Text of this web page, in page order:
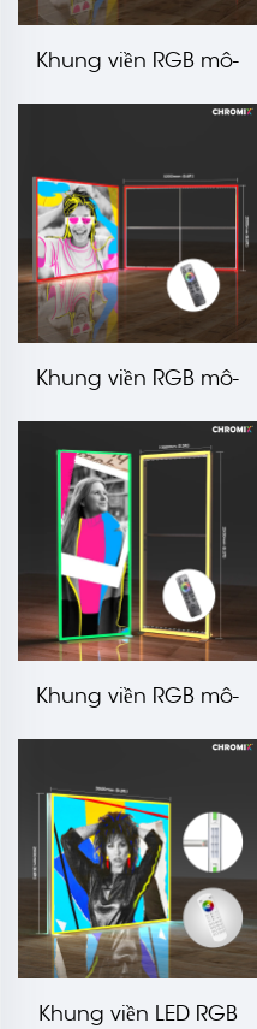
Khung viền RGB mô-
đun Chromix 3000x2500
Khung viền RGB mô-
đun Chromix 3000x2000
mm LT-ALF120F
Khung viền RGB mô-
đun Chromix 1000x2500
Khung viền LED RGB